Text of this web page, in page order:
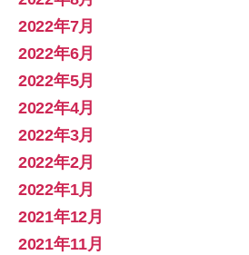
2022年7月
2022年6月
2022年5月
2022年4月
2022年3月
2022年2月
2022年1月
2021年12月
2021年11月